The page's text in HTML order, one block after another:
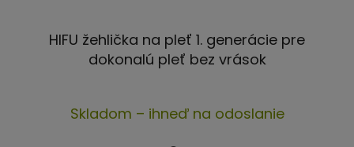
HIFU žehlička na pleť 1. generácie pre
dokonalú pleť bez vrások
hodnotenie
Skladom – ihneď na odoslanie